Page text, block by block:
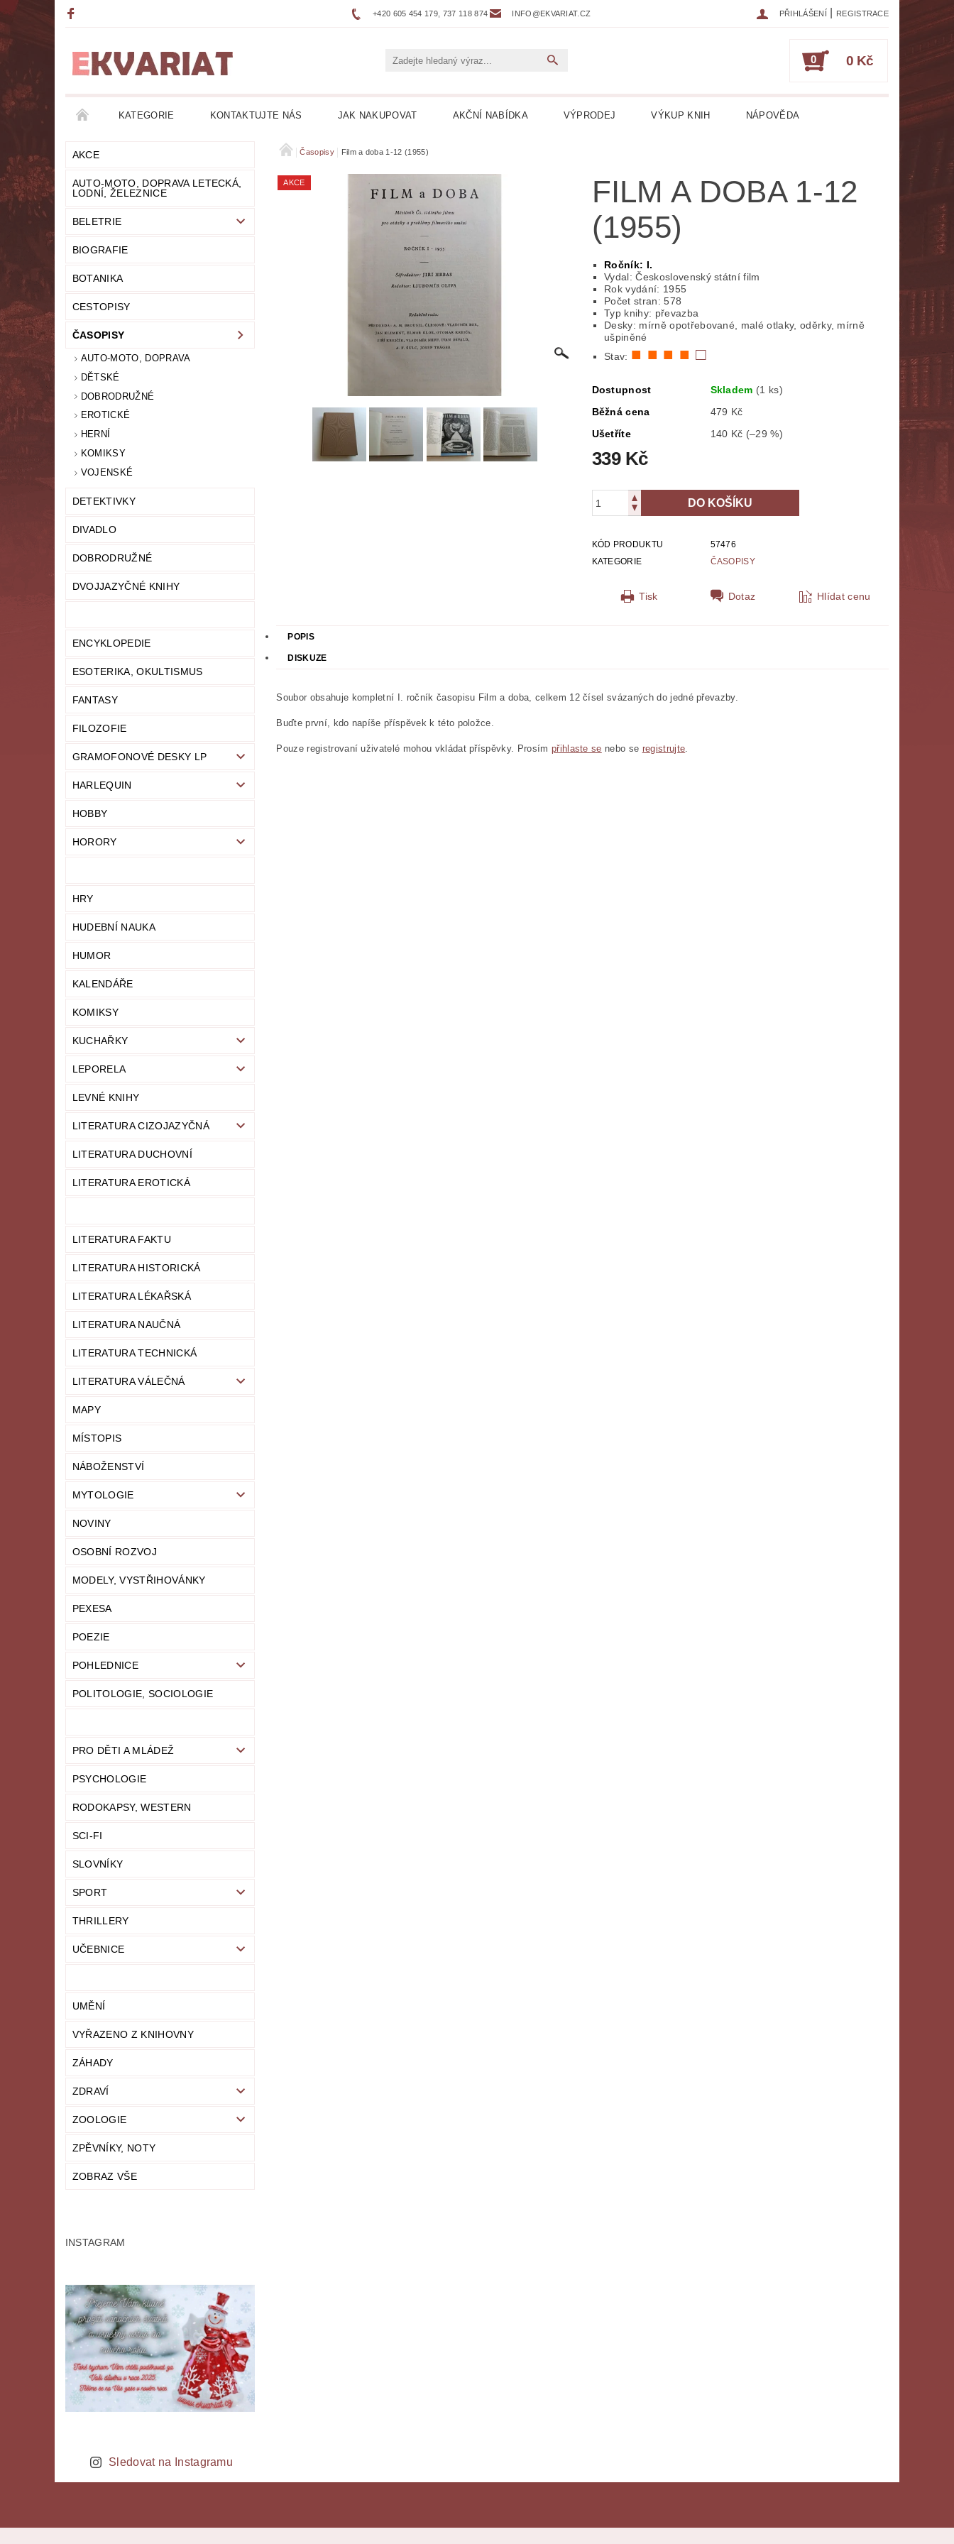
+420 605 454 179, 737 118 874 INFO@EKVARIAT.CZ PŘIHLÁŠENÍ REGISTRACE
0 0 Kč
KATEGORIE KONTAKTUJTE NÁS JAK NAKUPOVAT AKČNÍ NABÍDKA VÝPRODEJ VÝKUP KNIH NÁPOVĚDA
AKCE AUTO-MOTO, DOPRAVA LETECKÁ, LODNÍ, ŽELEZNICE
DETEKTIVKY DIVADLO DOBRODRUŽNÉ DVOJJAZYČNÉ KNIHY ENCYKLOPEDIE ESOTERIKA, OKULTISMUS
FANTASY HARLEQUIN HORORY
LEPORELA LITERATURA CIZOJAZYČNÁ
LITERATURA HISTORICKÁ
LITERATURA NAUČNÁ LITERATURA TECHNICKÁ LITERATURA VÁLEČNÁ MÍSTOPIS
NOVINY
PRO DĚTI A MLÁDEŽ PSYCHOLOGIE RODOKAPSY, WESTERN SCI-FI SLOVNÍKY THRILLERY
UČEBNICE VYŘAZENO Z KNIHOVNY ZÁHADY ZDRAVÍ
AKCE
AUTO-MOTO, DOPRAVA LETECKÁ,
LODNÍ, ŽELEZNICE
BELETRIE
BIOGRAFIE
BOTANIKA
CESTOPISY
ČASOPISY
AUTO-MOTO, DOPRAVA
DĚTSKÉ
DOBRODRUŽNÉ
EROTICKÉ
HERNÍ
KOMIKSY
VOJENSKÉ
DETEKTIVKY
DIVADLO
DOBRODRUŽNÉ
DVOJJAZYČNÉ KNIHY
ENCYKLOPEDIE
ESOTERIKA, OKULTISMUS
FANTASY
FILOZOFIE
GRAMOFONOVÉ DESKY LP
HARLEQUIN
HOBBY
HORORY
HRY
HUDEBNÍ NAUKA
HUMOR
KALENDÁŘE
KOMIKSY
KUCHAŘKY
LEPORELA
LEVNÉ KNIHY
LITERATURA CIZOJAZYČNÁ
LITERATURA DUCHOVNÍ
LITERATURA EROTICKÁ
LITERATURA FAKTU
LITERATURA HISTORICKÁ
LITERATURA LÉKAŘSKÁ
LITERATURA NAUČNÁ
LITERATURA TECHNICKÁ
LITERATURA VÁLEČNÁ
MAPY
MÍSTOPIS
NÁBOŽENSTVÍ
MYTOLOGIE
NOVINY
OSOBNÍ ROZVOJ
MODELY, VYSTŘIHOVÁNKY
PEXESA
POEZIE
POHLEDNICE
POLITOLOGIE, SOCIOLOGIE
PRO DĚTI A MLÁDEŽ
PSYCHOLOGIE
RODOKAPSY, WESTERN
SCI-FI
SLOVNÍKY
SPORT
THRILLERY
UČEBNICE
UMĚNÍ
VYŘAZENO Z KNIHOVNY
ZÁHADY
ZDRAVÍ
ZOOLOGIE
ZPĚVNÍKY, NOTY
ZOBRAZ VŠE
INSTAGRAM
Sledovat na Instagramu
Časopisy Film a doba 1-12 (1955)
AKCE
FILM A DOBA 1-12
(1955)
Ročník: I.
Vydal: Československý státní film
Rok vydání: 1955
Počet stran: 578
Typ knihy: převazba
Desky: mírně opotřebované, malé otlaky, oděrky, mírně
ušpiněné
Stav: ■ ■ ■ ■ □
Dostupnost Skladem (1 ks)
Běžná cena
479 Kč
Ušetříte
140 Kč (–29 %)
339 Kč
KÓD PRODUKTU
57476
KATEGORIE
ČASOPISY
Tisk Dotaz Hlídat cenu
POPIS
DISKUZE
Soubor obsahuje kompletní I. ročník časopisu Film a doba, celkem 12 čísel svázaných do jedné převazby.
Buďte první, kdo napíše příspěvek k této položce.
Pouze registrovaní uživatelé mohou vkládat příspěvky. Prosím přihlaste se nebo se registrujte.